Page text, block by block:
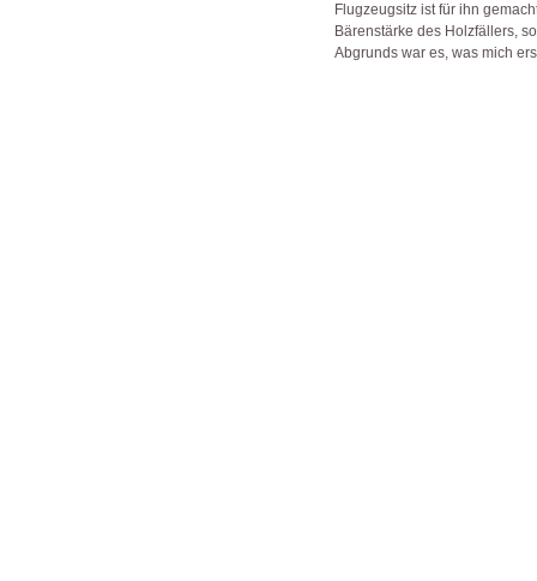
Flugzeugsitz ist für ihn
Bärenstärke des Holzfällers,
Abgrunds war es, was mich